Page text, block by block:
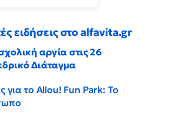
ειδήσεις στο alfavita.gr
αργία στις 26
Διάταγμα
για το Allou! Fun Park: Το